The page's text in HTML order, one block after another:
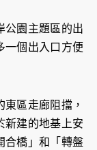
公園主題區的出
一個出入口方便
區走廊阻擋，
新建的地基上安
合橋」和「轉盤